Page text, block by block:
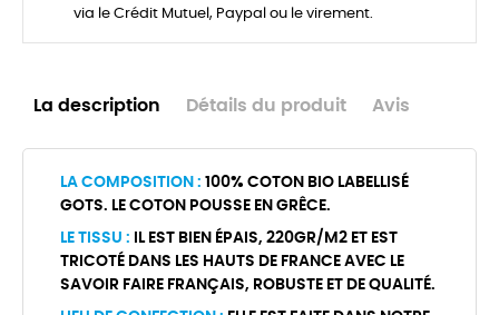
via le Crédit Mutuel, Paypal ou le virement.
La description Détails du produit Avis
LA COMPOSITION : 100% COTON BIO LABELLISÉ
GOTS. LE COTON POUSSE EN GRÊCE.
LE TISSU : IL EST BIEN ÉPAIS, 220GR/M2 ET EST
TRICOTÉ DANS LES HAUTS DE FRANCE AVEC LE
SAVOIR FAIRE FRANÇAIS, ROBUSTE ET DE QUALITÉ.